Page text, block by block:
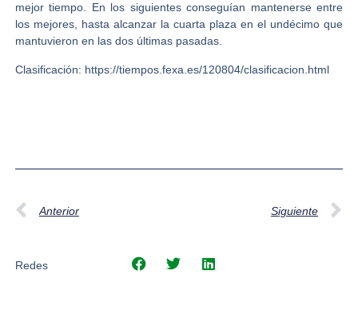
mejor tiempo. En los siguientes conseguían mantenerse entre
los mejores, hasta alcanzar la cuarta plaza en el undécimo que
mantuvieron en las dos últimas pasadas.
Clasificación: https://tiempos.fexa.es/120804/clasificacion.html
Anterior Siguiente
Redes